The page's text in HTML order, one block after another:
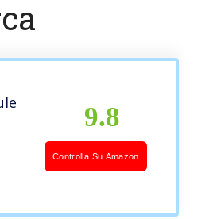
9.8
Controlla Su Amazon